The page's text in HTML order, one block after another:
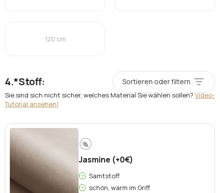
120 cm
*Stoff: Sortieren oder filtern
Sie sind sich nicht sicher, welches Material Sie wählen sollen?Video-
Tutorial ansehen!
Jasmine (+0€)
Samtstoff
schön, warm im Griff